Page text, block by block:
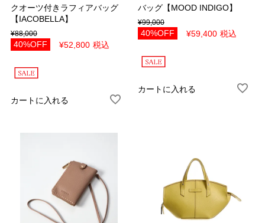
44（11号）
Free
22.5cm
24.0cm 24.5cm
クオーツ付きラフィアバッグ
【IACOBELLA】
¥88,000
40%OFF ¥52,800 税込
カートに入れる
バッグ【MOOD INDIGO】
¥99,000
40%OFF ¥59,400 税込
カートに入れる